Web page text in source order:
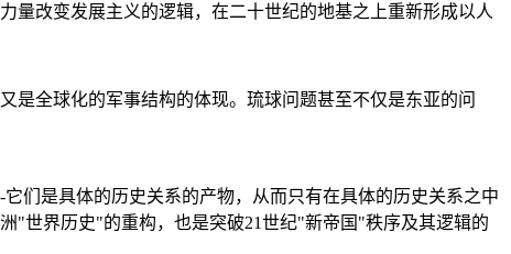
量改变发展主义的逻辑，在二十世纪的地基之上重新形成以人
是全球化的军事结构的体现。琉球问题甚至不仅是东亚的问
们是具体的历史关系的产物，从而只有在具体的历史关系之中
"世界历史"的重构，也是突破21世纪"新帝国"秩序及其逻辑的